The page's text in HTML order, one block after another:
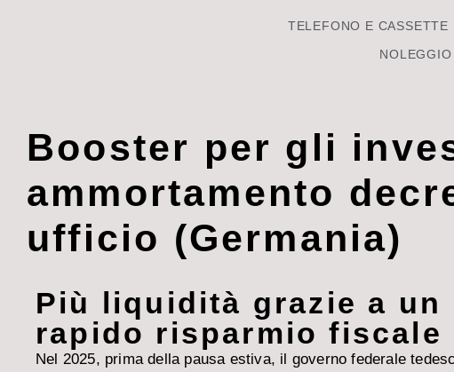
TELEFONO E CASSETTE
Booster per gli
ammortamento
ufficio (Germania)
Più liquidità grazie a un
rapido risparmio fiscale
Nel 2025, prima della pausa estiva, il governo federale